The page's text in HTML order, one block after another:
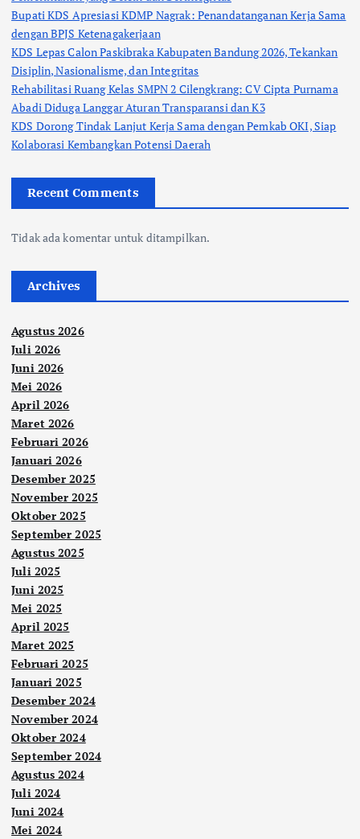
Bupati KDS Apresiasi KDMP Nagrak: Penandatanganan Kerja Sama
dengan BPJS Ketenagakerjaan
KDS Lepas Calon Paskibraka Kabupaten Bandung 2026, Tekankan
Disiplin, Nasionalisme, dan Integritas
Rehabilitasi Ruang Kelas SMPN 2 Cilengkrang: CV Cipta Purnama
Abadi Diduga Langgar Aturan Transparansi dan K3
KDS Dorong Tindak Lanjut Kerja Sama dengan Pemkab OKI, Siap
Kolaborasi Kembangkan Potensi Daerah
Recent Comments
Tidak ada komentar untuk ditampilkan.
Archives
Agustus 2026
Juli 2026
Juni 2026
Mei 2026
April 2026
Maret 2026
Februari 2026
Januari 2026
Desember 2025
November 2025
Oktober 2025
September 2025
Agustus 2025
Juli 2025
Juni 2025
Mei 2025
April 2025
Maret 2025
Februari 2025
Januari 2025
Desember 2024
November 2024
Oktober 2024
September 2024
Agustus 2024
Juli 2024
Juni 2024
Mei 2024